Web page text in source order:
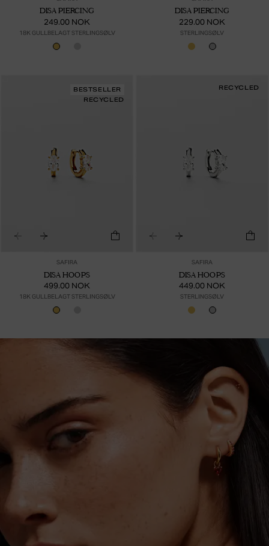
DISA PIERCING
249.00 NOK
18K GULLBELAGT STERLINGSØLV
DISA PIERCING
229.00 NOK
STERLINGSØLV
BESTSELLER
RECYCLED
SAFIRA
DISA HOOPS
499.00 NOK
18K GULLBELAGT STERLINGSØLV
RECYCLED
SAFIRA
DISA HOOPS
449.00 NOK
STERLINGSØLV